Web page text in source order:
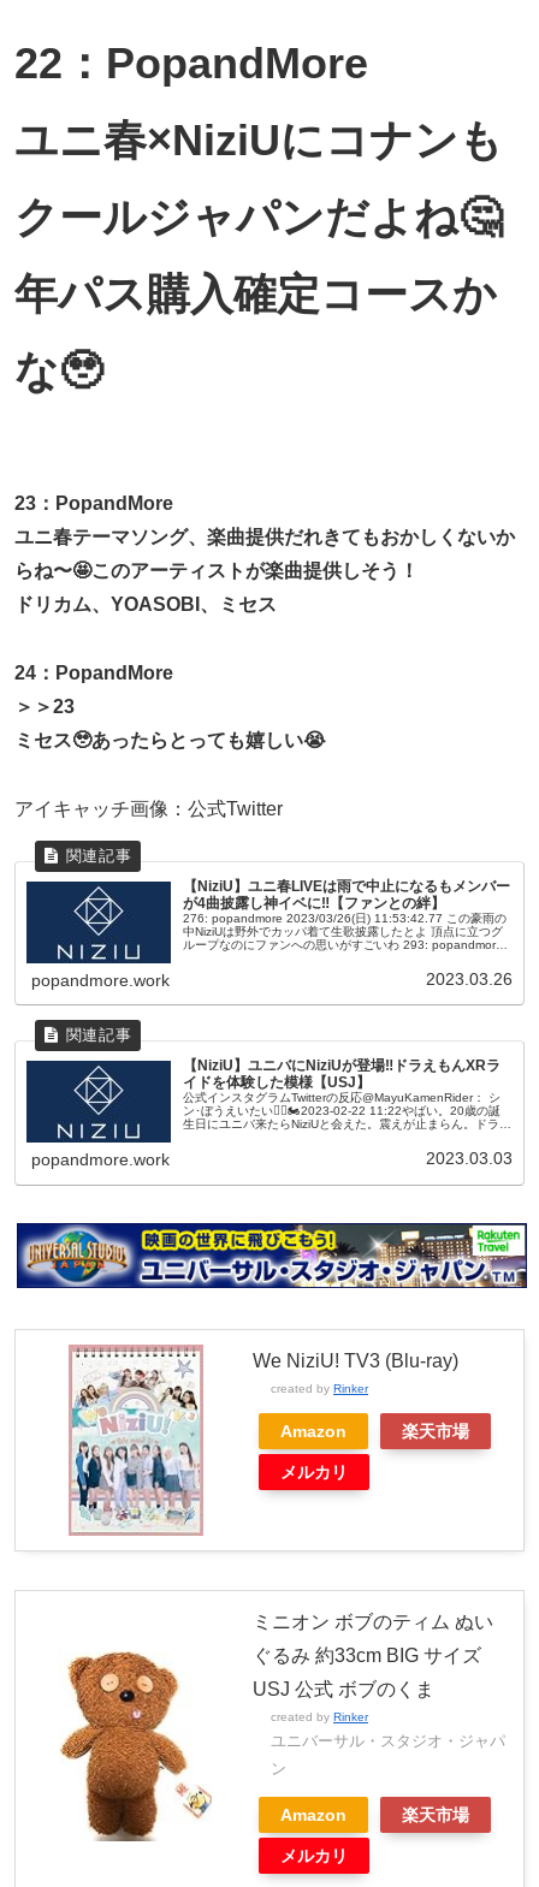
22：PopandMore
ユニ春×NiziUにコナンも
クールジャパンだよね🤔
年パス購入確定コースか
な🥹
23：PopandMore
ユニ春テーマソング、楽曲提供だれきてもおかしくないか
らね〜🤩このアーティストが楽曲提供しそう！
ドリカム、YOASOBI、ミセス
24：PopandMore
＞＞23
ミセス🥹あったらとっても嬉しい😭
アイキャッチ画像：公式Twitter
【NiziU】ユニ春LIVEは雨で中止になるもメンバー
が4曲披露し神イベに‼【ファンとの絆】
276: popandmore 2023/03/26(日) 11:53:42.77 この豪雨の
中NiziUは野外でカッパ着て生歌披露したとよ 頂点に立つグ
ループなのにファンへの思いがすごいわ 293: popandmore
popandmore.work 2023.03.26
【NiziU】ユニバにNiziUが登場‼ドラえもんXRラ
イドを体験した模様【USJ】
公式インスタグラムTwitterの反応@MayuKamenRider： シ
ン･ぼうえいたい🦸‍♂️🏍2023-02-22 11:22やばい。20歳の誕
生日にユニバ来たらNiziUと会えた。震えが止まらん。ドラえ
popandmore.work 2023.03.03
We NiziU! TV3 (Blu-ray)
created by Rinker
Amazon 楽天市場
メルカリ
ミニオン ボブのティム ぬい
ぐるみ 約33cm BIG サイズ
USJ 公式 ボブのくま
created by Rinker
ユニバーサル・スタジオ・ジャパ
ン
Amazon 楽天市場
メルカリ